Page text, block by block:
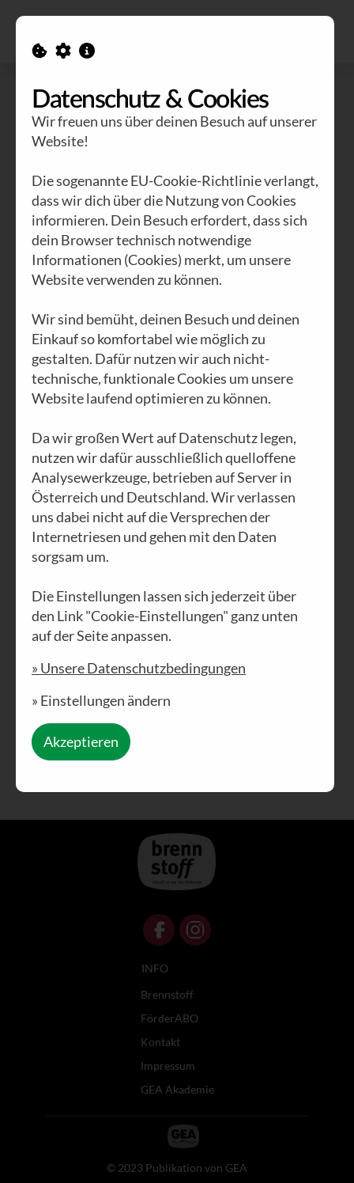
Dialog
PDF DOWNLOAD
INFO
Brennstoff
FörderABO
Kontakt
Impressum
GEA Akademie
© 2023 Publikation von GEA
Datenschutz & Cookies
Wir freuen uns über deinen Besuch auf unserer
Website!
Die sogenannte EU-Cookie-Richtlinie verlangt,
dass wir dich über die Nutzung von Cookies
informieren. Dein Besuch erfordert, dass sich
dein Browser technisch notwendige
Informationen (Cookies) merkt, um unsere
Website verwenden zu können.
Wir sind bemüht, deinen Besuch und deinen
Einkauf so komfortabel wie möglich zu
gestalten. Dafür nutzen wir auch nicht-
technische, funktionale Cookies um unsere
Website laufend optimieren zu können.
Da wir großen Wert auf Datenschutz legen,
nutzen wir dafür ausschließlich quelloffene
Analysewerkzeuge, betrieben auf Server in
Österreich und Deutschland. Wir verlassen
uns dabei nicht auf die Versprechen der
Internetriesen und gehen mit den Daten
sorgsam um.
Die Einstellungen lassen sich jederzeit über
den Link "Cookie-Einstellungen" ganz unten
auf der Seite anpassen.
» Unsere Datenschutzbedingungen
» Einstellungen ändern
Akzeptieren